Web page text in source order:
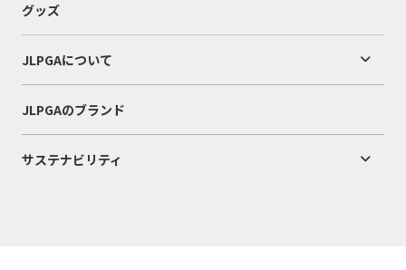
グッズ
JLPGAについて
JLPGAのブランド
サステナビリティ